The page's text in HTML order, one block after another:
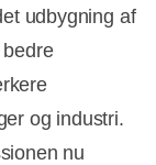
udbygning af
og industri.
nu